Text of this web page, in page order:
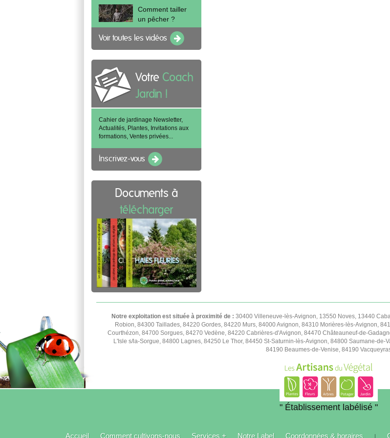
Comment tailler
un pêcher ?
Voir toutes les vidéos
Votre Coach
Jardin !
Cahier de jardinage Newsletter,
Actualités, Plantes, Invitations aux
formations, Ventes privées...
Inscrivez-vous
Documents à
télécharger
Notre exploitation est située à proximité de : 30400 Villeneuve-lès-Avignon, 13550 Noves, 13440
Robion, 84300 Taillades, 84220 Gordes, 84220 Murs, 84000 Avignon, 84310 Morières-lès-Avignon,
Courthézon, 84700 Sorgues, 84270 Vedène, 84220 Cabrières-d'Avignon, 84470 Châteauneuf-de-
L'Isle s/la-Sorgue, 84800 Lagnes, 84250 Le Thor, 84450 St-Saturnin-lès-Avignon, 84800 Saumane-de-
84190 Beaumes-de-Venise, 84190
" Établissement labélisé "
Accueil Comment cultivons-nous Services + Notre Label Coordonnées & horaires |